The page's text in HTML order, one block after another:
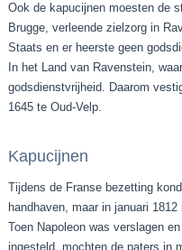
Ook de kapucijnen moesten de
Brugge, verleende zielzorg in
Staats en er heerste geen
In het Land van Ravenstein,
godsdienstvrijheid. Daarom
1645 te Oud-Velp.
Kapucijnen
Tijdens de Franse bezetting
handhaven, maar in januari
Toen Napoleon was verslagen
ingesteld, mochten de paters in